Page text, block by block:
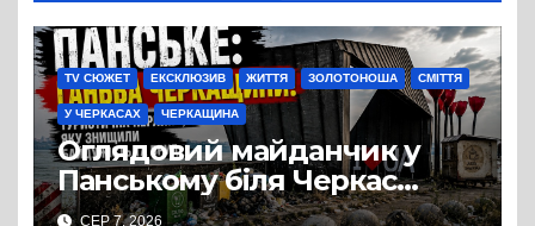
TV СЮЖЕТ ЕКСКЛЮЗИВ ЖИТТЯ ЗОЛОТОНОША СМІТТЯ
У ЧЕРКАСАХ ЧЕРКАЩИНА
Оглядовий майданчик у
Панському біля Черкас
перетворився на занедбане
СЕР 7, 2026